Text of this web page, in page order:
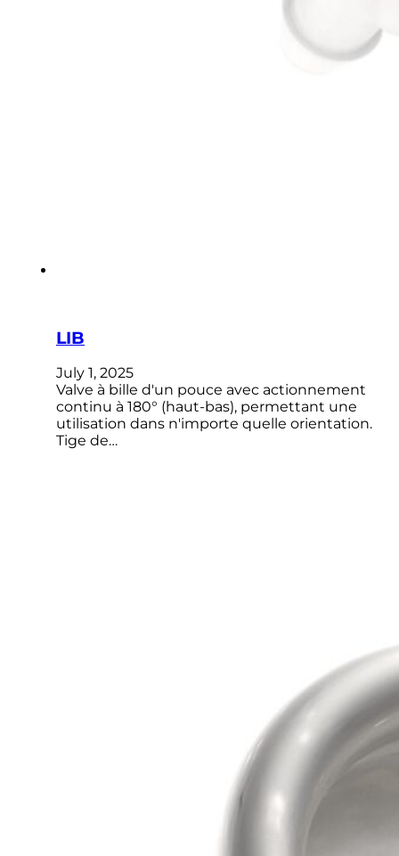
LIB
July 1, 2025
Valve à bille d'un pouce avec actionnement
continu à 180° (haut-bas), permettant une
utilisation dans n'importe quelle orientation.
Tige de…